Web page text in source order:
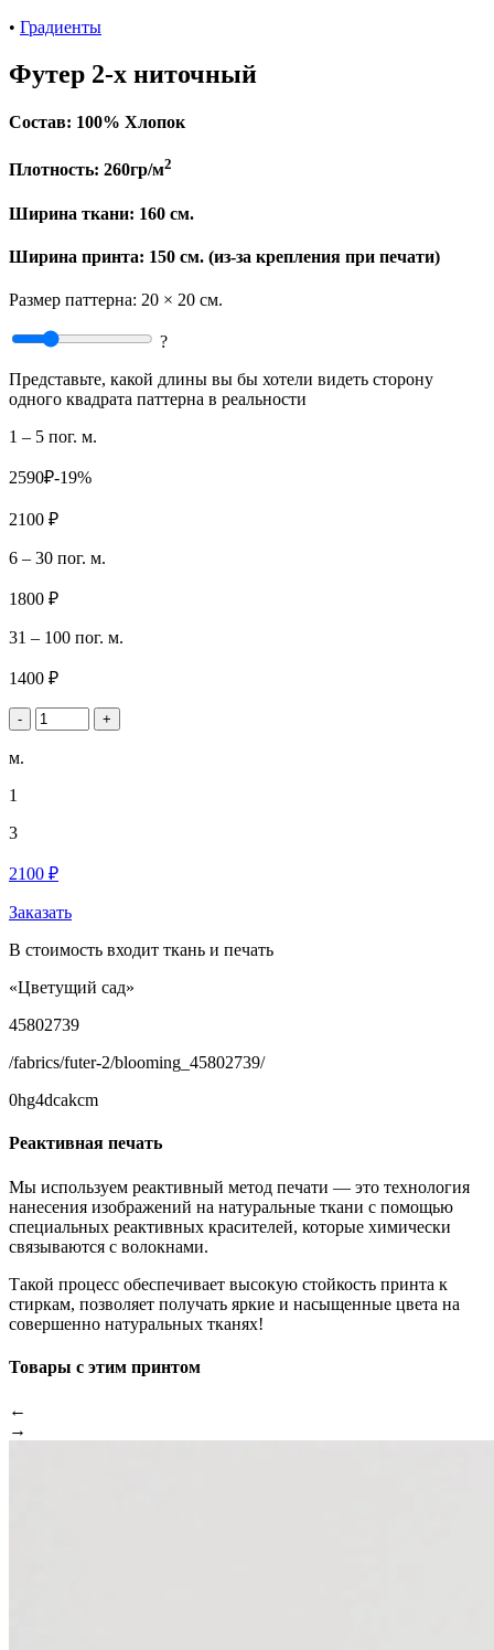
• Градиенты
Футер 2-х ниточный
Состав: 100% Хлопок
Плотность: 260гр/м2
Ширина ткани: 160 см.
Ширина принта: 150 см. (из-за крепления при печати)
Размер паттерна: 20 × 20 см.
?
Представьте, какой длины вы бы хотели видеть сторону
одного квадрата паттерна в реальности
1 – 5 пог. м.
2590₽-19%
2100 ₽
6 – 30 пог. м.
1800 ₽
31 – 100 пог. м.
1400 ₽
- +
м.
1
3
2100 ₽
Заказать
В стоимость входит ткань и печать
«Цветущий сад»
45802739
/fabrics/futer-2/blooming_45802739/
0hg4dcakcm
Реактивная печать
Мы используем реактивный метод печати — это технология
нанесения изображений на натуральные ткани с помощью
специальных реактивных красителей, которые химически
связываются с волокнами.
Такой процесс обеспечивает высокую стойкость принта к
стиркам, позволяет получать яркие и насыщенные цвета на
совершенно натуральных тканях!
Товары с этим принтом
←
→